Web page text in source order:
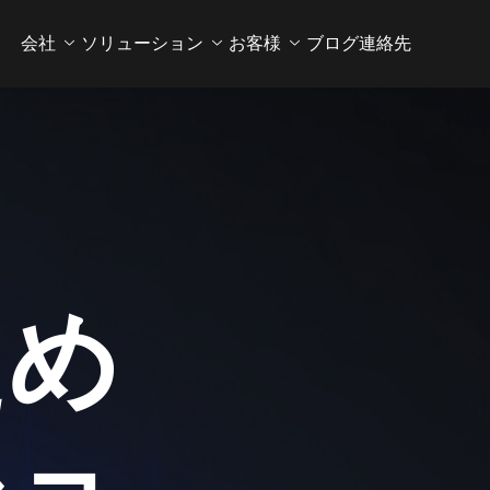
会社 ソリューション お客様 ブログ連絡先